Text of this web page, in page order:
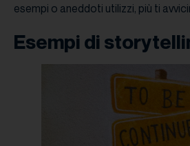
esempi o aneddoti utilizzi, più ti
Esempi di